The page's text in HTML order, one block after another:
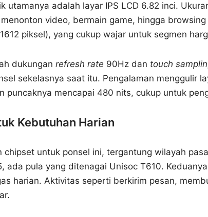
utamanya adalah layar IPS LCD 6.82 inci.
video, bermain game, hingga
piksel), yang cukup wajar untuk segmen
dukungan refresh rate 90Hz dan touch
sekelasnya saat itu. Pengalaman menggulir
puncaknya mencapai 480 nits, cukup untuk
Kebutuhan Harian
chipset untuk ponsel ini, tergantung wilayah
ada pula yang ditenagai Unisoc T610.
harian. Aktivitas seperti berkirim pesan,